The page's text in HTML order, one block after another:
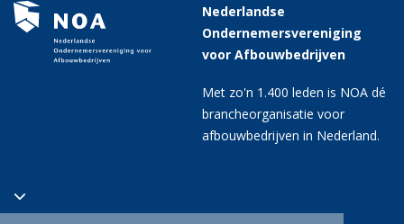
Nederlandse
Ondernemersvereniging
voor Afbouwbedrijven
Met zo'n 1.400 leden is NOA dé
brancheorganisatie voor
afbouwbedrijven in Nederland.